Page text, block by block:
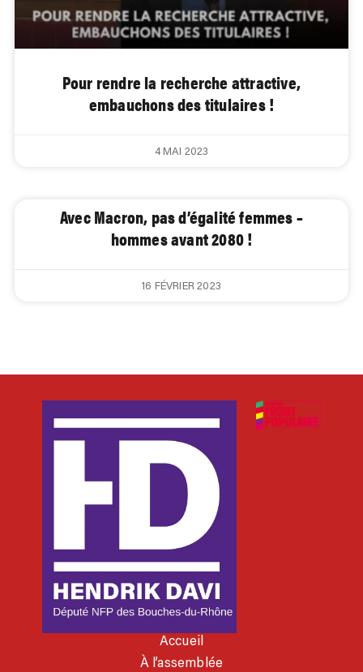
Pour rendre la recherche attractive,
embauchons des titulaires !
4 MAI 2023
Avec Macron, pas d’égalité femmes –
hommes avant 2080 !
16 FÉVRIER 2023
Accueil
À l’assemblée